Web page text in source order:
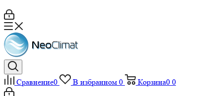
Сравнение0 В избранном 0 Корзина0 0